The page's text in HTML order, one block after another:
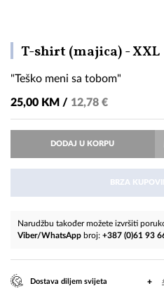
T-shirt (majica) - XXL
"Teško meni sa tobom"
25,00 KM / 12,78 €
DODAJ U KORPU
BRZA
Narudžbu također možete izvršiti
Viber/WhatsApp broj: +387 (0)61 93
Dostava diljem svijeta +